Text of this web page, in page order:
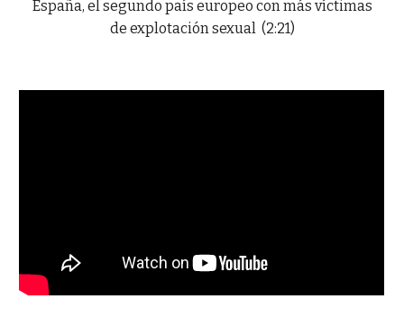
España, el segundo país europeo con más víctimas
de explotación sexual (2:21)